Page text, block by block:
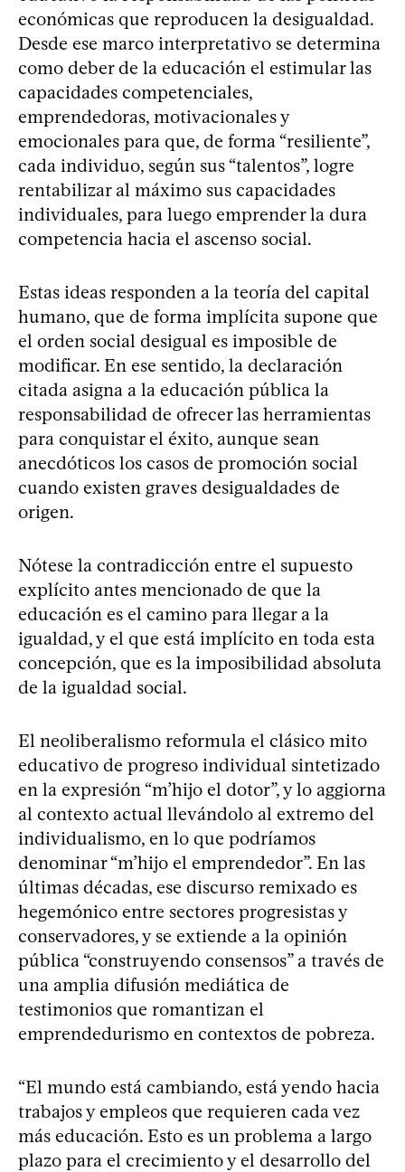
económicas que reproducen la desigualdad.
Desde ese marco interpretativo se determina
como deber de la educación el estimular las
capacidades competenciales,
emprendedoras, motivacionales y
emocionales para que, de forma “resiliente”,
cada individuo, según sus “talentos”, logre
rentabilizar al máximo sus capacidades
individuales, para luego emprender la dura
competencia hacia el ascenso social.
Estas ideas responden a la teoría del capital
humano, que de forma implícita supone que
el orden social desigual es imposible de
modificar. En ese sentido, la declaración
citada asigna a la educación pública la
responsabilidad de ofrecer las herramientas
para conquistar el éxito, aunque sean
anecdóticos los casos de promoción social
cuando existen graves desigualdades de
origen.
Nótese la contradicción entre el supuesto
explícito antes mencionado de que la
educación es el camino para llegar a la
igualdad, y el que está implícito en toda esta
concepción, que es la imposibilidad absoluta
de la igualdad social.
El neoliberalismo reformula el clásico mito
educativo de progreso individual sintetizado
en la expresión “m’hijo el dotor”, y lo aggiorna
al contexto actual llevándolo al extremo del
individualismo, en lo que podríamos
denominar “m’hijo el emprendedor”. En las
últimas décadas, ese discurso remixado es
hegemónico entre sectores progresistas y
conservadores, y se extiende a la opinión
pública “construyendo consensos” a través de
una amplia difusión mediática de
testimonios que romantizan el
emprendedurismo en contextos de pobreza.
“El mundo está cambiando, está yendo hacia
trabajos y empleos que requieren cada vez
más educación. Esto es un problema a largo
plazo para el crecimiento y el desarrollo del